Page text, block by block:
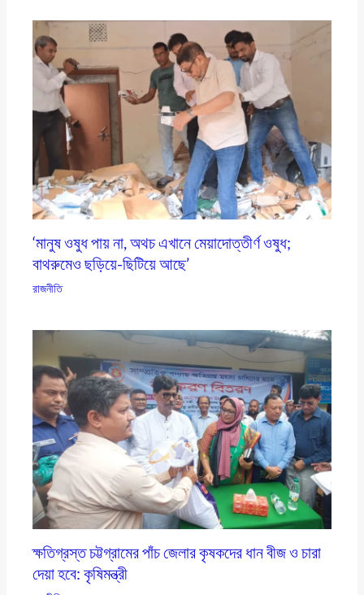
‘মানুষ ওষুধ পায় না, অথচ এখানে মেয়াদোত্তীর্ণ ওষুধ;
বাথরুমেও ছড়িয়ে-ছিটিয়ে আছে’
রাজনীতি
ক্ষতিগ্রস্ত চট্টগ্রামের পাঁচ জেলার কৃষকদের ধান বীজ ও চারা
দেয়া হবে: কৃষিমন্ত্রী